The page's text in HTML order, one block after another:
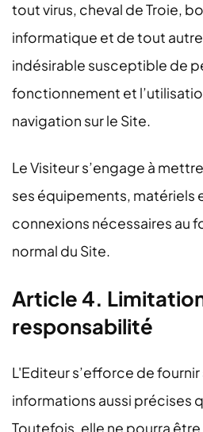
tout virus, cheval de Troie,
informatique et de tout
indésirable susceptible de
fonctionnement et
navigation sur le Site.
Le Visiteur s’engage à
ses équipements, matériels
connexions nécessaires au
normal du Site.
Article 4.
responsabilité
L'Editeur s’efforce de fournir
informations aussi précises
Toutefois, elle ne pourra